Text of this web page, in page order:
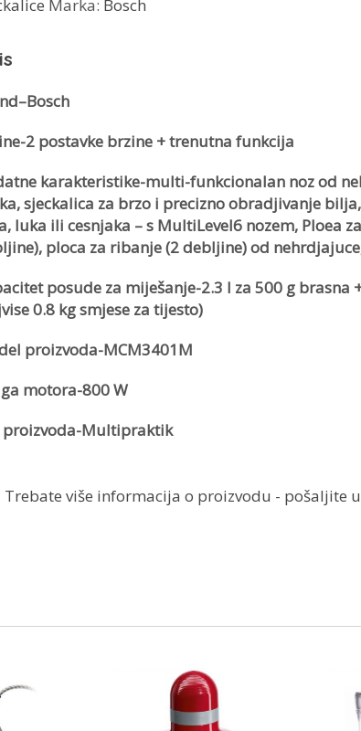
Marka: Bosch
2 postavke brzine + trenutna funkcija
karakteristike-multi-funkcionalan noz od
sjeckalica za brzo i precizno obradjivanje
luka ili cesnjaka – s MultiLevel6 nozem, Ploea
ploca za ribanje (2 debljine) od
posude za miješanje-2.3 l za 500 g brasna
0.8 kg smjese za tijesto)
proizvoda-MCM3401M
motora-800 W
proizvoda-Multipraktik
Trebate više informacija o proizvodu - pošaljite